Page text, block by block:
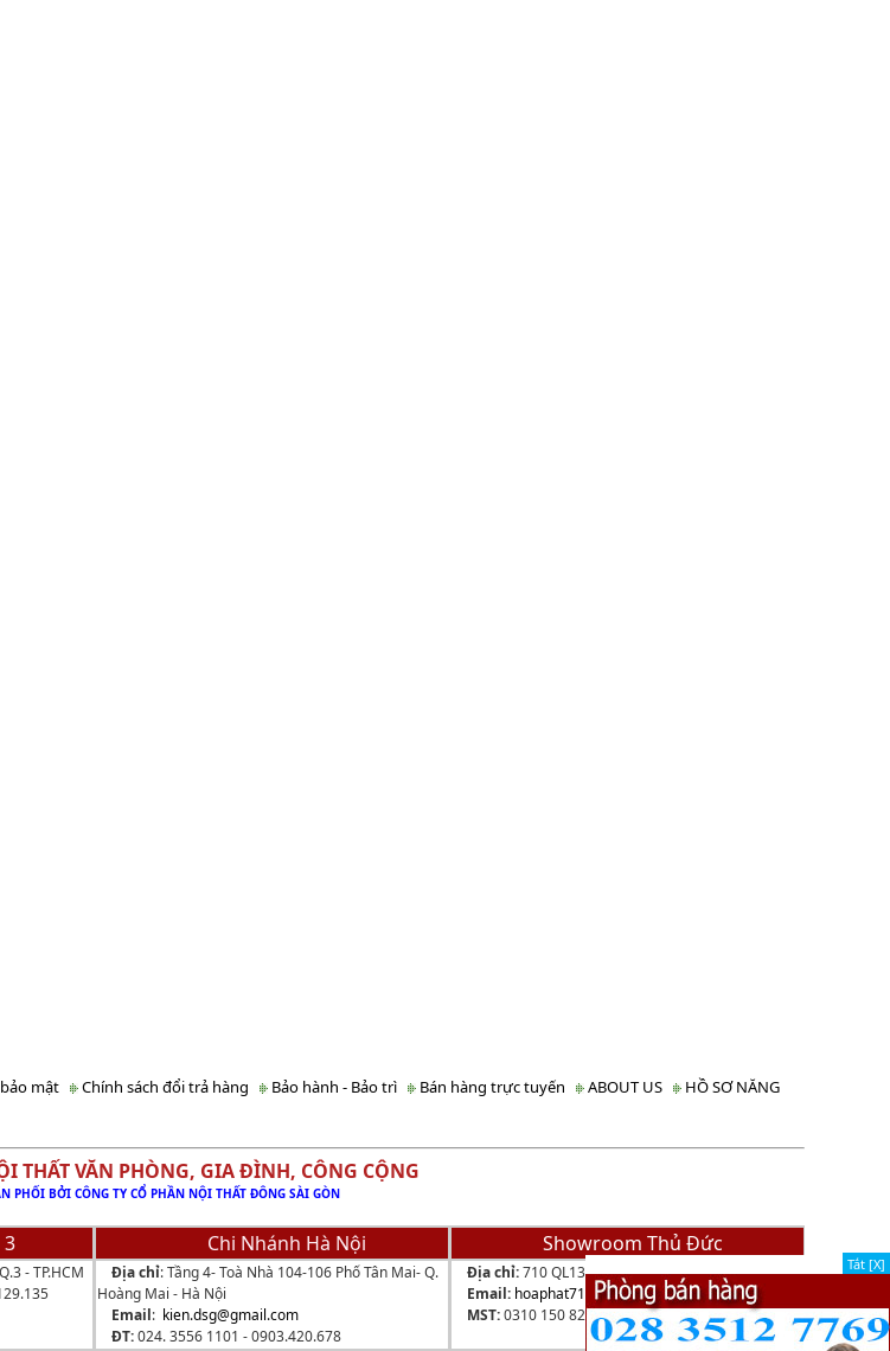
mật Chính sách đổi trả hàng Bảo hành - Bảo trì Bán hàng trực tuyến ABOUT US
HỒ SƠ NĂNG
PHÒNG, GIA ĐÌNH, CÔNG CỘNG
TY CỔ PHẦN NỘI THẤT ĐÔNG SÀI GÒN
- TP.HCM
Chi Nhánh Hà Nội
Địa chỉ: Tầng 4- Toà Nhà 104-106 Phố Tân Mai- Q.
Hoàng Mai - Hà Nội
Email: kien.dsg@gmail.com
ĐT:024. 3556 1101 -0903.420.678
Showroom Thủ Đức
Địa chỉ:710 QL13, P.HBP, Q.Thủ Đức, TP.HCM
Email: hoaphat710@gmail.com
MST:0310 150 823
Tắt [X]